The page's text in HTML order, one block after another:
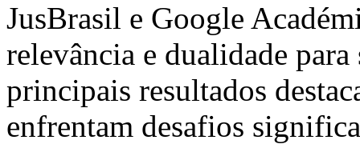
JusBrasil e Google
relevância e dualidade
principais resultados
enfrentam desafios